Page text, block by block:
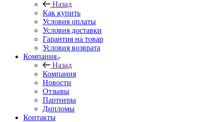
Назад
Как купить
Условия оплаты
Условия доставки
Гарантия на товар
Условия возврата
Компания
Назад
Компания
Новости
Отзывы
Партнеры
Дипломы
Контакты